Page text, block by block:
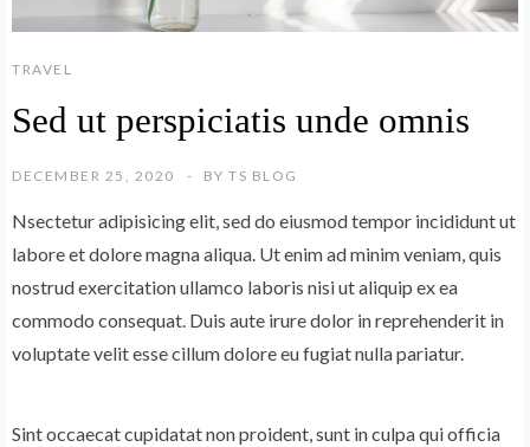
TRAVEL
Sed ut perspiciatis unde omnis
DECEMBER 25, 2020 BY TS BLOG
Nsectetur adipisicing elit, sed do eiusmod tempor incididunt ut
labore et dolore magna aliqua. Ut enim ad minim veniam, quis
nostrud exercitation ullamco laboris nisi ut aliquip ex ea
commodo consequat. Duis aute irure dolor in reprehenderit in
voluptate velit esse cillum dolore eu fugiat nulla pariatur.
Sint occaecat cupidatat non proident, sunt in culpa qui officia